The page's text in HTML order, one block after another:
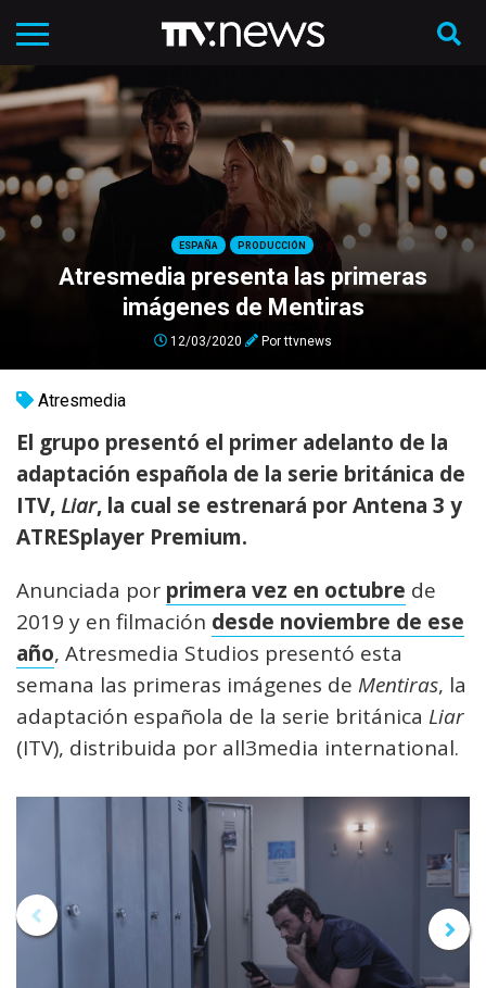
ESPAÑA PRODUCCIÓN
Atresmedia presenta las primeras
imágenes de Mentiras
12/03/2020 Porttvnews
Atresmedia
El grupo presentó el primer adelanto de la
adaptación española de la serie británica de
ITV,Liar, la cual se estrenará por Antena 3 y
ATRESplayer Premium.
Anunciada por primera vez en octubre de
2019 y en filmación desde noviembre de ese
año, Atresmedia Studios presentó esta
semana las primeras imágenes de Mentiras, la
adaptación española de la serie británica Liar
(ITV), distribuida por all3media international.